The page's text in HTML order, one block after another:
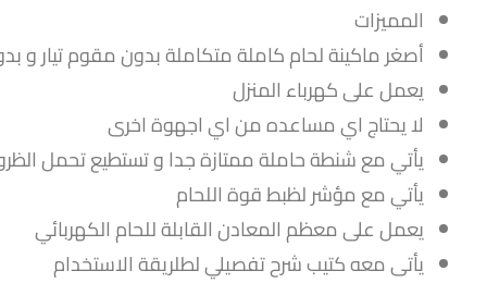
المميزات
أصغر ماكينة لحام كاملة متكاملة بدون مقوم تيار و
يعمل على كهرباء المنزل
لا يحتاج اي مساعده من اي اجهوة اخرى
يأتي مع شنطة حاملة ممتازة جدا و تستطيع تحمل
يأتي مع مؤشر لظبط قوة اللحام
يعمل على معظم المعادن القابلة للحام الكهربائي
يأتى معه كتيب شرح تفصيلي لطلريقة الاستخدام